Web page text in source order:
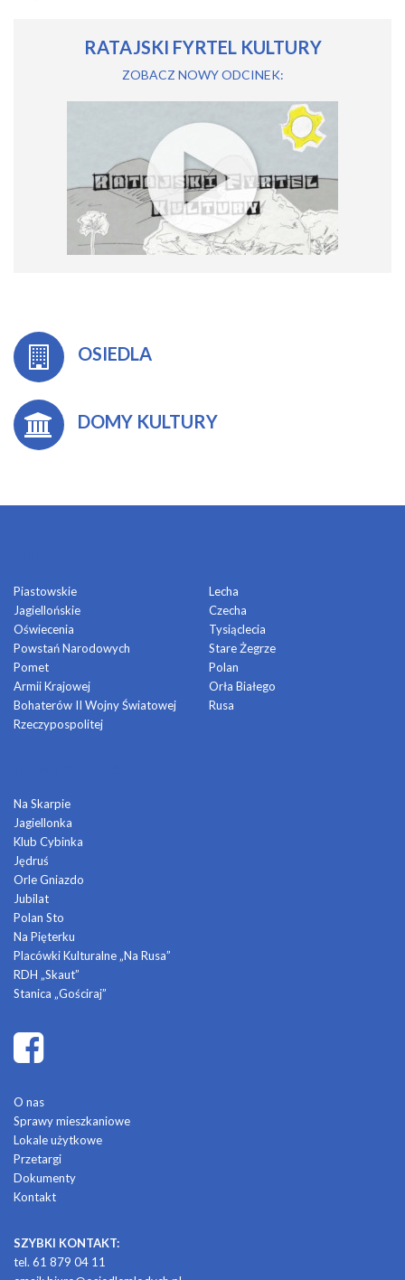
RATAJSKI FYRTEL KULTURY
ZOBACZ NOWY ODCINEK:
OSIEDLA
DOMY KULTURY
Piastowskie
Jagiellońskie
Oświecenia
Powstań Narodowych
Pomet
Armii Krajowej
Bohaterów II Wojny Światowej
Rzeczypospolitej
Lecha
Czecha
Tysiąclecia
Stare Żegrze
Polan
Orła Białego
Rusa
Na Skarpie
Jagiellonka
Klub Cybinka
Jędruś
Orle Gniazdo
Jubilat
Polan Sto
Na Pięterku
Placówki Kulturalne „Na Rusa”
RDH „Skaut”
Stanica „Gościraj”
O nas
Sprawy mieszkaniowe
Lokale użytkowe
Przetargi
Dokumenty
Kontakt
SZYBKI KONTAKT:
tel. 61 879 04 11